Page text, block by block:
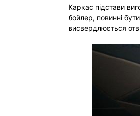
Каркас підстави
бойлер, повинні
висвердлюється